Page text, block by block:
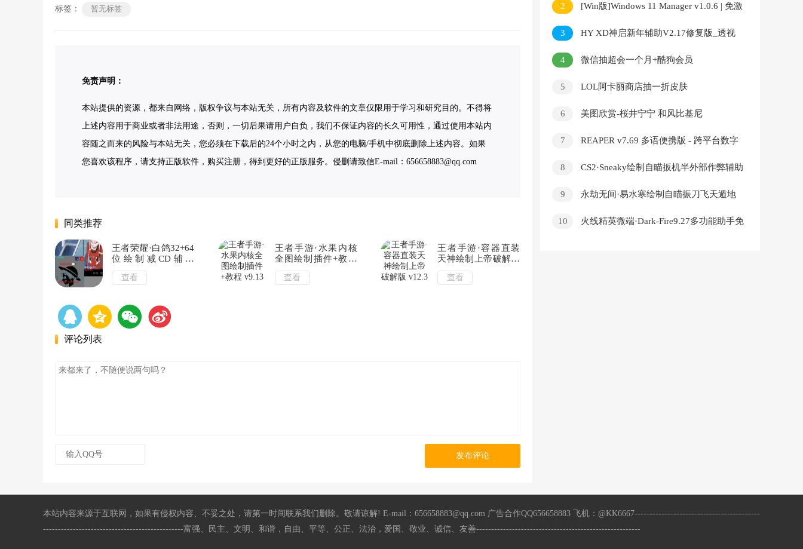
标签： 暂无标签
免责声明：
本站提供的资源，都来自网络，版权争议与本站无关，所有内容及软件的文章仅限用于学习和研究目的。不得将
上述内容用于商业或者非法用途，否则，一切后果请用户自负，我们不保证内容的长久可用性，通过使用本站内
容随之而来的风险与本站无关，您必须在下载后的24个小时之内，从您的电脑/手机中彻底删除上述内容。如果
您喜欢该程序，请支持正版软件，购买注册，得到更好的正版服务。侵删请致信E-mail：656658883@qq.com
同类推荐
王者荣耀·白鸽32+64
位绘制减CD辅助
v11.14
查看
王者手游·水果内核
全图绘制插件+教程
v9.13
查看
王者手游·容器直装
天神绘制上帝破解版
v12.3
查看
评论列表
发布评论
2
[Win版]Windows 11 Manager v1.0.6 | 免激
活便携版
3
HY XD神启新年辅助V2.17修复版_透视
自瞄多功能破解
4
微信抽超会一个月+酷狗会员
5 LOL阿卡丽商店抽一折皮肤
6 美图欣赏-桜井宁宁 和风比基尼
7
REAPER v7.69 多语便携版 - 跨平台数字
8
CS2·Sneaky绘制自瞄扳机半外部作弊辅助
9
永劫无间·易水寒绘制自瞄振刀飞天遁地
10
火线精英微端·Dark-Fire9.27多功能助手免
本站内容来源于互联网，如果有侵权内容、不妥之处，请第一时间联系我们删除。敬请谅解! E-mail：656658883@qq.com 广告合作QQ656658883 飞机：@KK6667------------------------------------------
-----------------------------------------------富强、民主、文明、和谐，自由、平等、公正、法治，爱国、敬业、诚信、友善-------------------------------------------------------